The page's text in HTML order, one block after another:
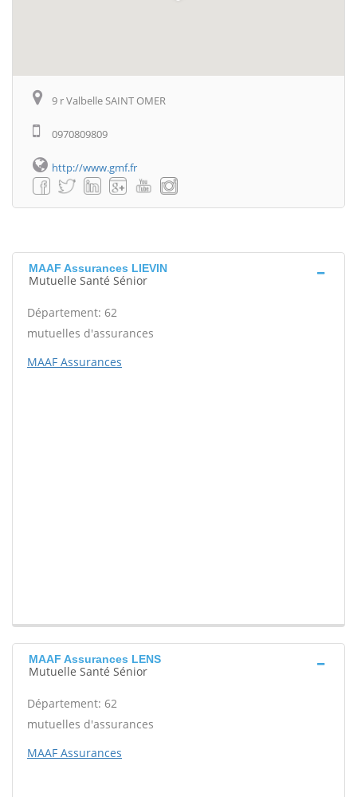
9 r Valbelle SAINT OMER
0970809809
http://www.gmf.fr
MAAF Assurances LIEVIN
Mutuelle Santé Sénior
Département: 62
mutuelles d'assurances
MAAF Assurances
MAAF Assurances LENS
Mutuelle Santé Sénior
Département: 62
mutuelles d'assurances
MAAF Assurances